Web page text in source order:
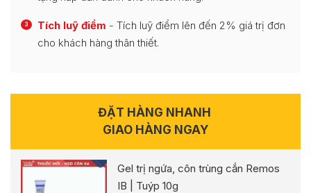
3 Tích luỹ điểm - Tích luỹ điểm lên đến 2% giá trị đơn
cho khách hàng thân thiết.
ĐẶT HÀNG NHANH
GIAO HÀNG NGAY
Gel trị ngứa, côn trùng cắn Remos
IB | Tuýp 10g